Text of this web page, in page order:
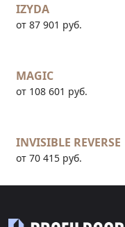
IZYDA
от 87 901 руб.
MAGIC
от 108 601 руб.
INVISIBLE REVERSE
от 70 415 руб.